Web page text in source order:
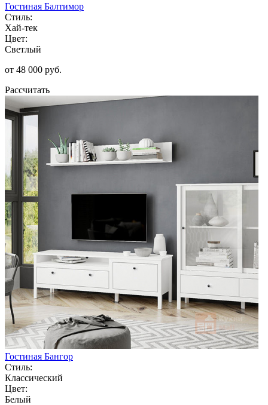
Гостиная Балтимор
Стиль:
Хай-тек
Цвет:
Светлый
от 48 000 руб.
Рассчитать
Гостиная Бангор
Стиль:
Классический
Цвет:
Белый